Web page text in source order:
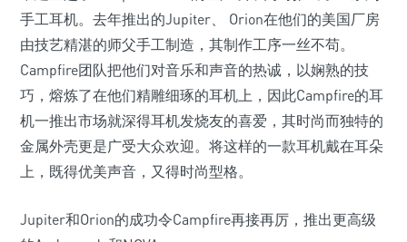
手工耳机。去年推出的Jupiter、 Orion在他们的美国厂房
由技艺精湛的师父手工制造，其制作工序一丝不苟。
Campfire团队把他们对音乐和声音的热诚，以娴熟的技
巧，熔炼了在他们精雕细琢的耳机上，因此Campfire的耳
机一推出市场就深得耳机发烧友的喜爱，其时尚而独特的
金属外壳更是广受大众欢迎。将这样的一款耳机戴在耳朵
上，既得优美声音，又得时尚型格。
Jupiter和Orion的成功令Campfire再接再厉，推出更高级